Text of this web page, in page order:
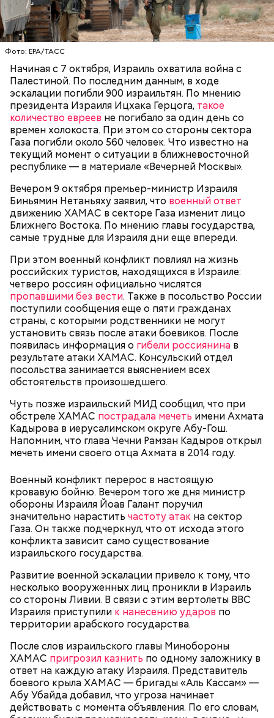
Фото: EPA/ТАСС
Начиная с 7 октября, Израиль охватила война с
Палестиной. По последним данным, в ходе
эскалации погибли 900 израильтян. По мнению
президента Израиля Ицхака Герцога, такое
количество евреев не погибало за один день со
времен холокоста. При этом со стороны сектора
Газа погибли около 560 человек. Что известно на
текущий момент о ситуации в ближневосточной
республике — в материале «Вечерней Москвы».
Вечером 9 октября премьер-министр Израиля
Биньямин Нетаньяху заявил, что военный ответ
движению ХАМАС в секторе Газа изменит лицо
Ближнего Востока. По мнению главы государства,
самые трудные для Израиля дни еще впереди.
При этом военный конфликт повлиял на жизнь
российских туристов, находящихся в Израиле:
четверо россиян официально числятся
пропавшими без вести. Также в посольство России
поступили сообщения еще о пяти гражданах
страны, с которыми родственники не могут
установить связь после атаки боевиков. После
появилась информация о гибели россиянина в
результате атаки ХАМАС. Консульский отдел
посольства занимается выяснением всех
обстоятельств произошедшего.
Чуть позже израильский МИД сообщил, что при
обстреле ХАМАС пострадала мечеть имени Ахмата
Кадырова в иерусалимском округе Абу-Гош.
Напомним, что глава Чечни Рамзан Кадыров открыл
мечеть имени своего отца Ахмата в 2014 году.
Военный конфликт перерос в настоящую
кровавую бойню. Вечером того же дня министр
обороны Израиля Йоав Галант поручил
значительно нарастить частоту атак на сектор
Газа. Он также подчеркнул, что от исхода этого
конфликта зависит само существование
израильского государства.
Развитие военной эскалации привело к тому, что
несколько вооруженных лиц проникли в Израиль
со стороны Ливии. В связи с этим вертолеты ВВС
Израиля приступили к нанесению ударов по
территории арабского государства.
После слов израильского главы Минобороны
ХАМАС пригрозил казнить по одному заложнику в
ответ на каждую атаку Израиля. Представитель
боевого крыла ХАМАС — бригады «Аль Кассам» —
Абу Убайда добавил, что угроза начинает
действовать с момента объявления. По его словам,
Акулы — опасные хищные рыбы, которые в
последние годы очень активно нападают на
туристов в курортных зонах. «Вечерняя Москва»
решила вспомнитьтоп-5 самых страшных случаев
— Ведь люди живут вблизи заповедника.
Например, поселок Комарин, расположенный в
Брагинском районе Гомельской области,
официально нечист — до 10 кюри на квадратный
километр. Но через три километра от окраины
располагается чистая зона с крестьянскими
огородами. Там даже племенная ферма имени
Кирова стоит, где более полутора тысяч быков.
Мужчина добавил, что знает некоторых местных
фермеров, которые кормят скотину травой,
растущей прямо перед заповедником. При этом
экскурсовод отметил, что абсолютно чистых зон на
территории Брагинского района, третья часть
которого входит в заповедник, нет.
Фото: Алена Прокина, «Вечерняя Москва»
— Если соблюдать определенный режим при
выращивании растительности, то можно получить
вполне чистый продукт. Молоко, которое
производится в этом районе, поступает на
Полесский молочный завод и имеет европейский
сертификат качества. Если бы там обнаружили
хоть что-то опасное для человеческого здоровья,
то производство давно бы закрыли. Тем более
уровень контроля очень высокий, — подчеркнул
Бабич.